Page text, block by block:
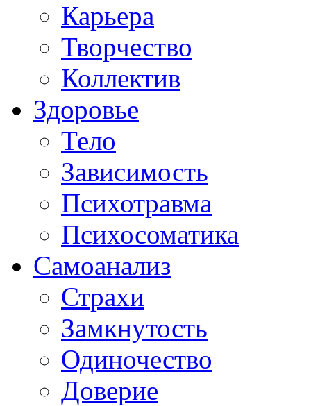
Карьера
Творчество
Коллектив
Здоровье
Тело
Зависимость
Психотравма
Психосоматика
Самоанализ
Страхи
Замкнутость
Одиночество
Доверие